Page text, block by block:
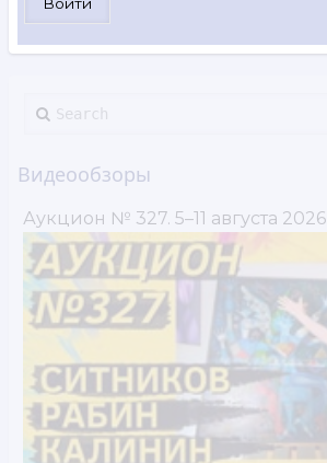
Search
Видеообзоры
Аукцион № 327. 5–11 августа 2026